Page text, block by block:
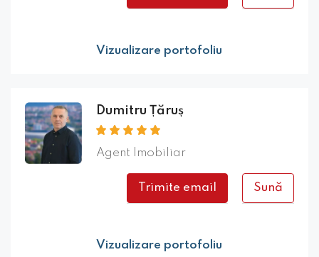
Vizualizare portofoliu
Dumitru Țăruș
Agent Imobiliar
Trimite email Sună
Vizualizare portofoliu